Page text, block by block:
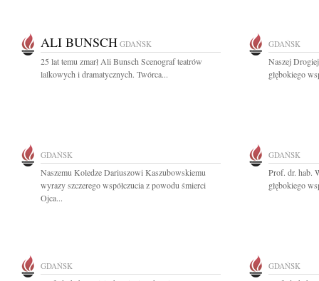
ALI BUNSCH GDAŃSK
25 lat temu zmarł Ali Bunsch Scenograf teatrów
lalkowych i dramatycznych. Twórca...
GDAŃSK
Naszej
głębokiego
GDAŃSK
Naszemu Koledze Dariuszowi Kaszubowskiemu
wyrazy szczerego współczucia z powodu śmierci
Ojca...
GDAŃSK
Prof. dr. hab.
głębokiego
GDAŃSK GDAŃSK